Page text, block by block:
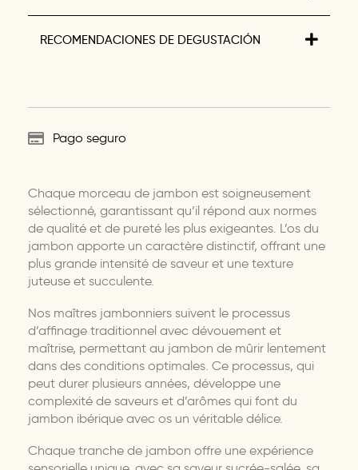
RECOMENDACIONES DE DEGUSTACIÓN
Pago seguro
Chaque morceau de jambon est soigneusement
sélectionné, garantissant qu’il répond aux normes
de qualité et de pureté les plus exigeantes. L’os du
jambon apporte un caractère distinctif, offrant une
plus grande intensité de saveur et une texture
juteuse et succulente.
Nos maîtres jambonniers suivent le processus
d’affinage traditionnel avec dévouement et
maîtrise, permettant au jambon de mûrir lentement
dans des conditions optimales. Ce processus, qui
peut durer plusieurs années, développe une
complexité de saveurs et d’arômes qui font du
jambon ibérique avec os un véritable délice.
Chaque tranche de jambon offre une expérience